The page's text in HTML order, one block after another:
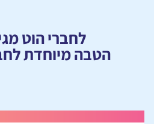
לחברי הוט
הטבה מיוחדת